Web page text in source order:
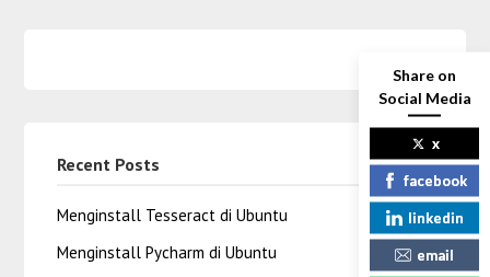
Recent Posts
Menginstall Tesseract di Ubuntu
Menginstall Pycharm di Ubuntu
Share on
Social Media
x
facebook
linkedin
email